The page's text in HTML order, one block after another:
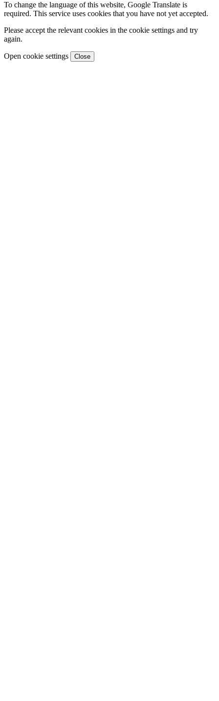
To change the language of this website, Google Translate is
required. This service uses cookies that you have not yet accepted.
Please accept the relevant cookies in the cookie settings and try
again.
Open cookie settings Close